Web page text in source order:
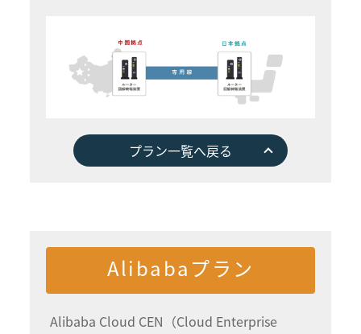
プラン一覧へ戻る
Alibabaプラン
Alibaba Cloud CEN（Cloud Enterprise